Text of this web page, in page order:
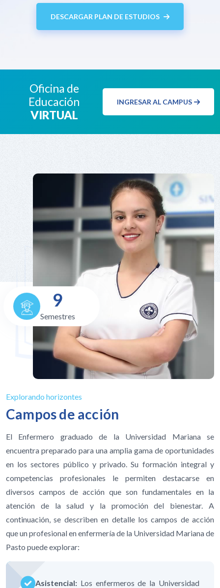
DESCARGAR PLAN DE ESTUDIOS
Oficina de
Educación
VIRTUAL
INGRESAR AL CAMPUS
9
Semestres
Explorando horizontes
Campos de acción
El Enfermero graduado de la Universidad Mariana se
encuentra preparado para una amplia gama de oportunidades
en los sectores público y privado. Su formación integral y
competencias profesionales le permiten destacarse en
diversos campos de acción que son fundamentales en la
atención de la salud y la promoción del bienestar. A
continuación, se describen en detalle los campos de acción
que un profesional en enfermería de la Universidad Mariana de
Pasto puede explorar:
Asistencial: Los enfermeros de la Universidad